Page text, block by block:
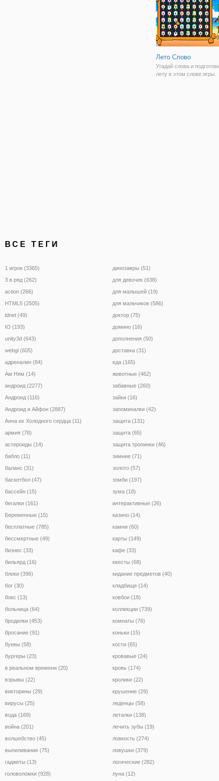
Лето Слово
Угадай слова и
лету в этом слове игры.
ВСЕ ТЕГИ
1 игрок (3365)
3 в ряд (262)
action (266)
HTML5 (2505)
idnet (49)
IO (193)
unity3d (643)
webgl (605)
адреналин (84)
Ам Ням (14)
андроид (2277)
Андроид (116)
Андроид и Айфон (2887)
Анна их Холодного сердца (11)
армия (78)
астероиды (14)
бабло (11)
баланс (31)
баскетбол (47)
бассейн (15)
бегалки (161)
Беременные (15)
бесплатные (785)
бессмертные (49)
бизнес (33)
бильярд (16)
блоки (396)
бог (30)
бокс (13)
больница (64)
бродилки (453)
бросание (91)
буквы (58)
бургеры (23)
в реальном времени (20)
взрывы (22)
викторины (29)
вирусы (25)
вода (169)
война (201)
волшебство (45)
выпиливание (75)
гаджеты (13)
головоломки (928)
динозавры (51)
для девочек (638)
для малышей (19)
для мальчиков (586)
доктор (75)
домино (16)
дополнения (50)
доставка (31)
еда (165)
животные (462)
забавные (260)
зайки (16)
запоминалки (42)
защита (131)
защита (65)
защита тропинки (46)
зимние (71)
золото (57)
зомби (197)
зума (18)
интерактивные (26)
казино (14)
камни (60)
карты (149)
кафе (33)
квесты (68)
кидание предметов (40)
кладбище (14)
ковбои (18)
коллекции (739)
комнаты (76)
коньки (15)
кости (65)
кровавые (24)
кровь (174)
кролики (22)
крушение (29)
леденцы (58)
леталки (138)
лечить зубы (19)
ловкость (274)
ловушки (379)
логические (282)
луна (12)